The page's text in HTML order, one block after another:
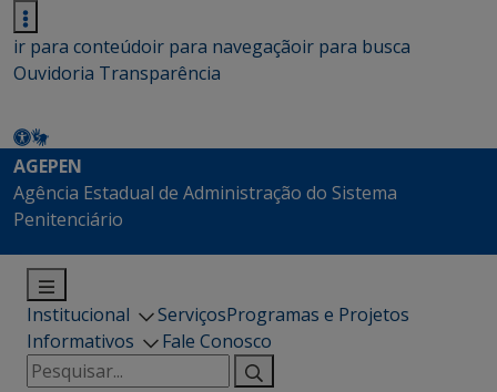
ir para conteúdoir para navegaçãoir para busca
Ouvidoria Transparência
AGEPEN
Agência Estadual de Administração do Sistema
Penitenciário
Institucional ServiçosProgramas e Projetos
Informativos
Fale Conosco
Pesquisar